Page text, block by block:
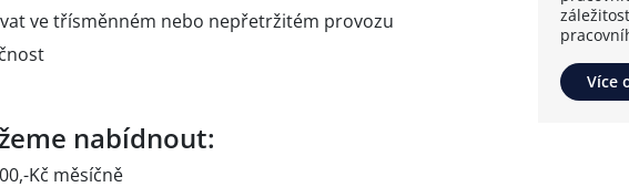
Více
ve třísměnném nebo nepřetržitém provozu
nabídnout:
Kč měsíčně